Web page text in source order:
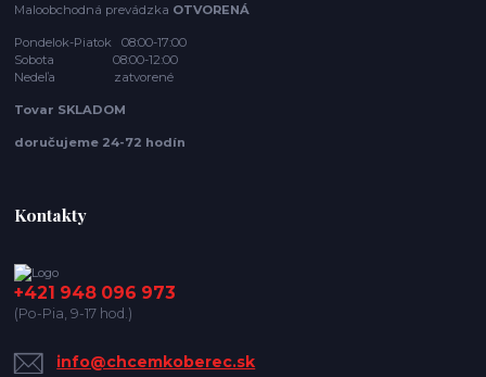
Maloobchodná prevádzka OTVORENÁ
Pondelok-Piatok 08:00-17:00
Sobota 08:00-12:00
Nedeľa zatvorené
Tovar SKLADOM
doručujeme 24-72 hodín
Kontakty
+421 948 096 973
(Po-Pia, 9-17 hod.)
info@chcemkoberec.sk